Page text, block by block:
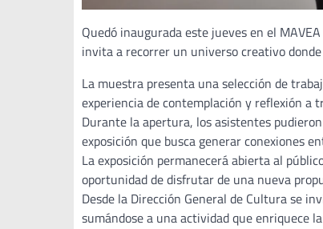
Quedó inaugurada este jueves en el
invita a recorrer un universo creativo
La muestra presenta una selección de
experiencia de contemplación y reflexión a
Durante la apertura, los asistentes
exposición que busca generar conexiones
La exposición permanecerá abierta al
oportunidad de disfrutar de una nueva
Desde la Dirección General de Cultura se
sumándose a una actividad que enriquece